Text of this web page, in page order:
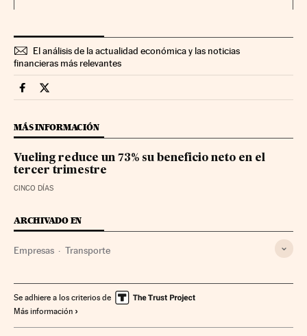
El análisis de la actualidad económica y las noticias
financieras más relevantes
Companias Cinco Días en Facebook
Companias Cinco Días en Twitter
MÁS INFORMACIÓN
Vueling reduce un 73% su beneficio neto en el
tercer trimestre
CINCO DÍAS
ARCHIVADO EN
Empresas Transporte
Se adhiere a los criterios de
Más información